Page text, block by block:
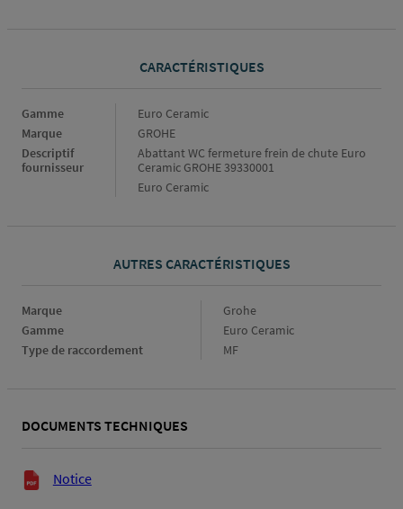
CARACTÉRISTIQUES
Caractéristiques
Gamme
Euro Ceramic
Marque
GROHE
Descriptif
fournisseur
Abattant WC fermeture frein de chute Euro
Ceramic GROHE 39330001
Euro Ceramic
AUTRES CARACTÉRISTIQUES
Marque Marque
Grohe
Gamme
Gamme
Euro Ceramic
Type de raccordement
Type
MF
DOCUMENTS TECHNIQUES
Documents techniques
Notice